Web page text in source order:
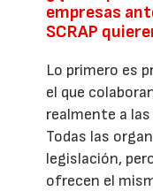
empresas
SCRAP
Lo primero es
el que
realmente a
Todas las
legislación,
ofrecen el